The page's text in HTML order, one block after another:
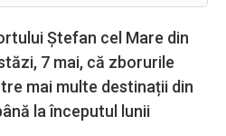
Ștefan cel Mare din
7 mai, că zborurile
mai multe destinații din
la începutul lunii